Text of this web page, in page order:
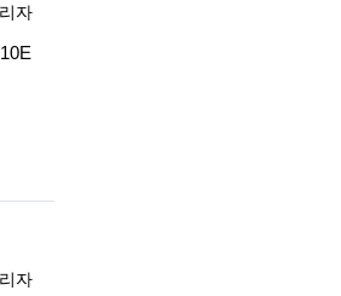
자
자
자
자